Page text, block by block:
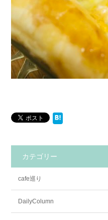
カテゴリー
cafe巡り
DailyColumn